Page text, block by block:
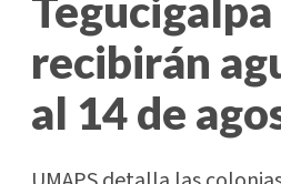
recibirán
al 14 de